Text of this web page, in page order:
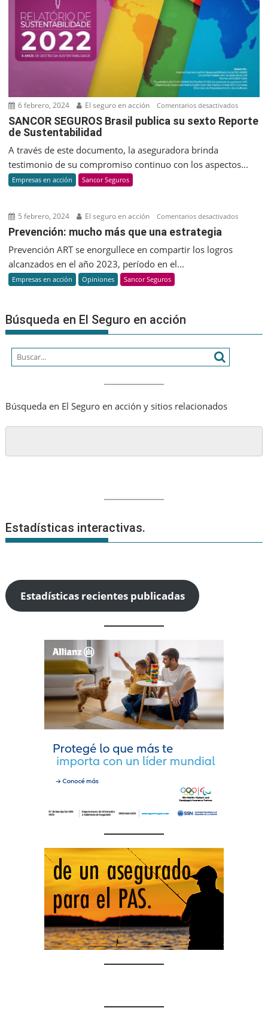
en
Argentina
6 febrero, 2024 El seguro en acción Comentarios desactivadosen
SANCOR
su
SANCOR SEGUROS Brasil publica su sexto Reporte
de Sustentabilidad
A través de este documento, la aseguradora brinda
testimonio de su compromiso continuo con los aspectos...
Empresas en acción Sancor Seguros
5 febrero, 2024 El seguro en acción Comentarios desactivadosen
Prevención: mucho más que una estrategia
Prevención ART se enorgullece en compartir los logros
alcanzados en el año 2023, período en el...
Empresas en acción Opiniones Sancor Seguros
Búsqueda en El Seguro en acción
Búsqueda en El Seguro en acción y sitios relacionados
Estadísticas interactivas.
Estadísticas recientes publicadas